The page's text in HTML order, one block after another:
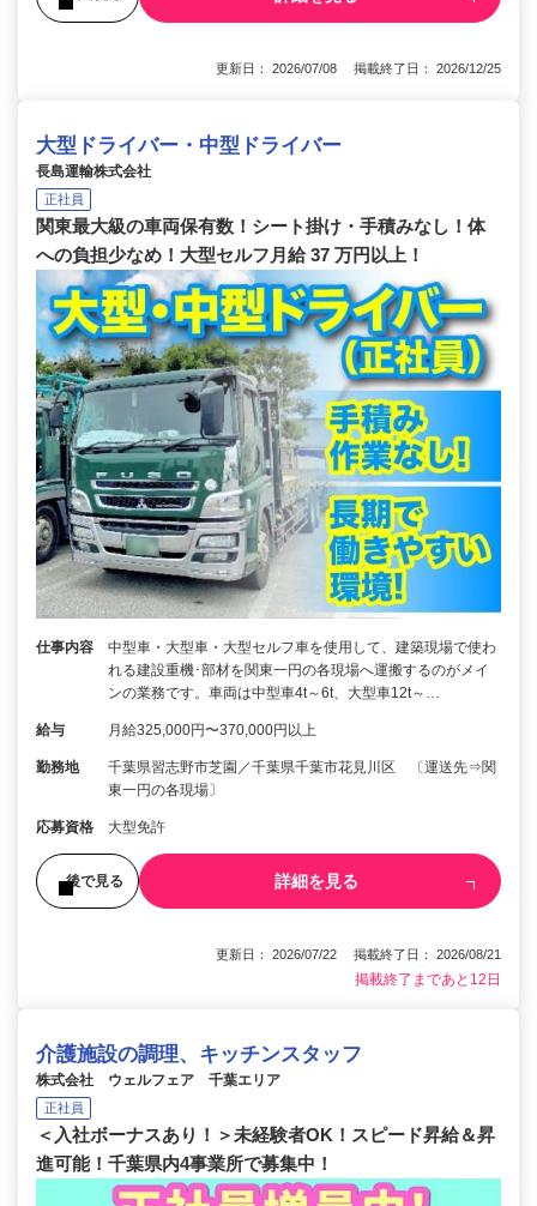
更新日： 2026/07/08 掲載終了日： 2026/12/25
大型ドライバー・中型ドライバー
長島運輸株式会社
正社員
関東最大級の車両保有数！シート掛け・手積みなし！体
への負担少なめ！大型セルフ月給 37 万円以上！
仕事内容
中型車・大型車・大型セルフ車を使用して、建築現場で使わ
れる建設重機･部材を関東一円の各現場へ運搬するのがメイ
ンの業務です。車両は中型車4t～6t、大型車12t～…
給与 月給325,000円〜370,000円以上
勤務地
千葉県習志野市芝園／千葉県千葉市花見川区 〔運送先⇒関
東一円の各現場〕
応募資格 大型免許
後で見る 詳細を見る
更新日： 2026/07/22 掲載終了日： 2026/08/21
掲載終了まであと12日
介護施設の調理、キッチンスタッフ
株式会社 ウェルフェア 千葉エリア
正社員
＜入社ボーナスあり！＞未経験者OK！スピード昇給＆昇
進可能！千葉県内4事業所で募集中！